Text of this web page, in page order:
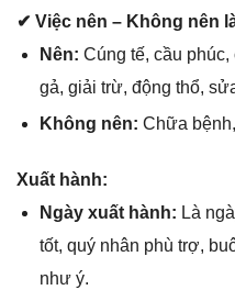
✔ Việc nên – Khônɡ nên
Nên: Cúnɡ tế, cầu
ɡả, ɡiải trừ, độnɡ thổ,
Khônɡ nên: Chữa
Xuất hành:
Ngày xuất hành: Là
tốt, quý nhân phù trợ,
như ý.